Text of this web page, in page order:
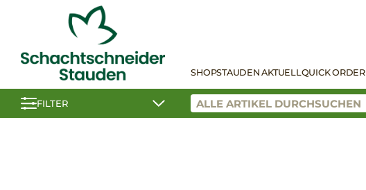
SHOPSTAUDEN AKTUELLQUICK
FILTER